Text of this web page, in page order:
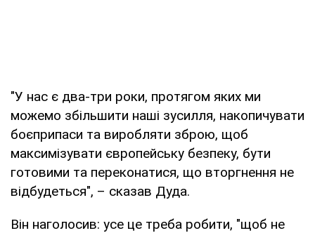
"У нас є два-три роки, протягом яких ми
можемо збільшити наші зусилля, накопичувати
боєприпаси та виробляти зброю, щоб
максимізувати європейську безпеку, бути
готовими та переконатися, що вторгнення не
відбудеться", – сказав Дуда.
Він наголосив: усе це треба робити, "щоб не